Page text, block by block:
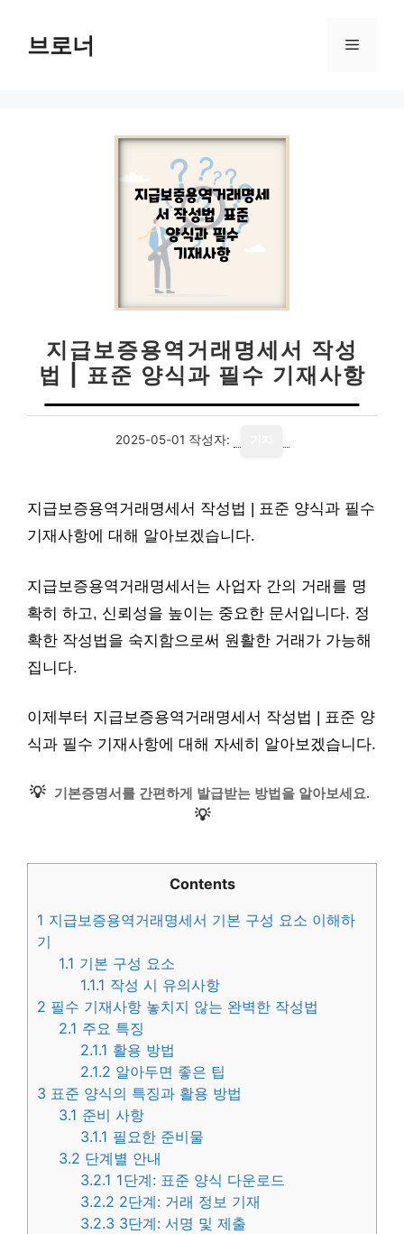
브로너 메
지급보증용역거래명세서 작성
법 | 표준 양식과 필수 기재사항
2025-05-01 작성자:
지급보증용역거래명세서 작성법 | 표준 양식과 필수
기재사항에 대해 알아보겠습니다.
지급보증용역거래명세서는 사업자 간의 거래를 명
확히 하고, 신뢰성을 높이는 중요한 문서입니다. 정
확한 작성법을 숙지함으로써 원활한 거래가 가능해
집니다.
이제부터 지급보증용역거래명세서 작성법 | 표준 양
식과 필수 기재사항에 대해 자세히 알아보겠습니다.
💡 기본증명서를 간편하게 발급받는 방법을 알아보세요.
💡
Contents
1 지급보증용역거래명세서 기본 구성 요소 이해하
기
1.1 기본 구성 요소
1.1.1 작성 시 유의사항
2 필수 기재사항 놓치지 않는 완벽한 작성법
2.1 주요 특징
2.1.1 활용 방법
2.1.2 알아두면 좋은 팁
3 표준 양식의 특징과 활용 방법
3.1 준비 사항
3.1.1 필요한 준비물
3.2 단계별 안내
3.2.1 1단계: 표준 양식 다운로드
3.2.2 2단계: 거래 정보 기재
3.2.3 3단계: 서명 및 제출